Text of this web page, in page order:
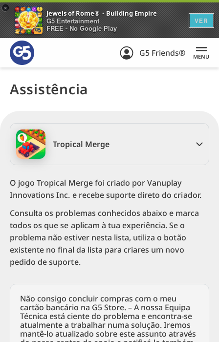
Jewels of Rome®・Building Empire
G5 Entertainment
FREE - No Google Play
VER
+
G5 Friends® MENU
Assistência
Tropical Merge
O jogo Tropical Merge foi criado por Vanuplay
Innovations Inc. e recebe suporte direto do criador.
Consulta os problemas conhecidos abaixo e marca
todos os que se aplicam à tua experiência. Se o
problema não estiver nesta lista, utiliza o botão
existente no final da lista para criares um novo
pedido de suporte.
Não consigo concluir compras com o meu
cartão bancário na G5 Store. – A nossa Equipa
Técnica está ciente do problema e encontra-se
atualmente a trabalhar numa solução. Iremos
mantê-lo atualizado sobre este assunto através